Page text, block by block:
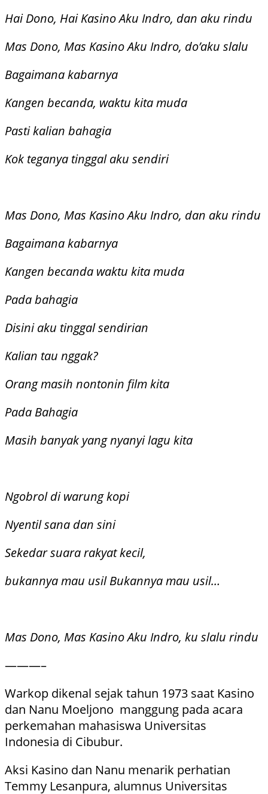
Hai Dono, Hai Kasino Aku Indro, dan aku rindu
Mas Dono, Mas Kasino Aku Indro, do’aku slalu
Bagaimana kabarnya
Kangen becanda, waktu kita muda
Pasti kalian bahagia
Kok teganya tinggal aku sendiri
Mas Dono, Mas Kasino Aku Indro, dan aku rindu
Bagaimana kabarnya
Kangen becanda waktu kita muda
Pada bahagia
Disini aku tinggal sendirian
Kalian tau nggak?
Orang masih nontonin film kita
Pada Bahagia
Masih banyak yang nyanyi lagu kita
Ngobrol di warung kopi
Nyentil sana dan sini
Sekedar suara rakyat kecil,
bukannya mau usil Bukannya mau usil…
Mas Dono, Mas Kasino Aku Indro, ku slalu rindu
———–
Warkop dikenal sejak tahun 1973 saat Kasino
dan Nanu Moeljono manggung pada acara
perkemahan mahasiswa Universitas
Indonesia di Cibubur.
Aksi Kasino dan Nanu menarik perhatian
Temmy Lesanpura, alumnus Universitas